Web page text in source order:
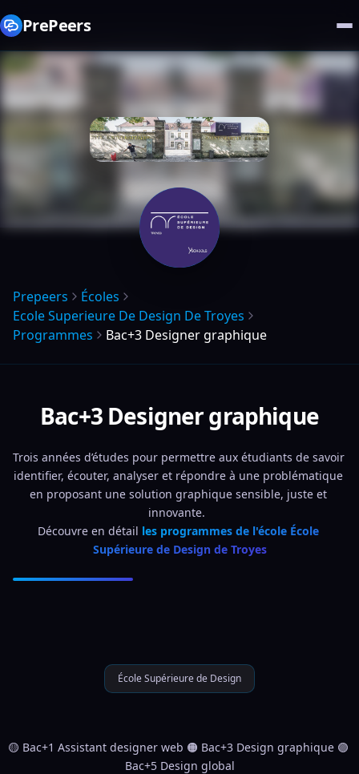
PrePeers
Prepeers
Écoles
Ecole Superieure De Design De Troyes
Programmes
Bac+3 Designer graphique
Bac+3 Designer graphique
Trois années d’études pour permettre aux étudiants de savoir
identifier, écouter, analyser et répondre à une problématique
en proposant une solution graphique sensible, juste et
innovante.
Découvre en détail les programmes de l'école École
Supérieure de Design de Troyes
École Supérieure de Design
🟡 Bac+1 Assistant designer web 🟠 Bac+3 Design graphique 🟣
Bac+5 Design global